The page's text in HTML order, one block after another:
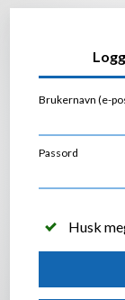
Brukernavn (e-
Passord
Husk